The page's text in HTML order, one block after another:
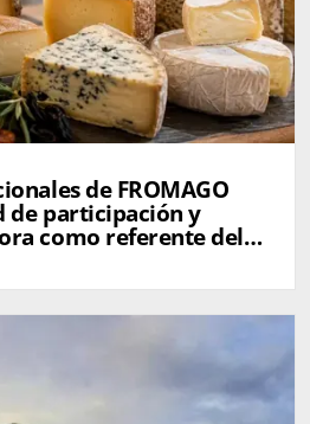
de FROMAGO
de participación y
como referente del